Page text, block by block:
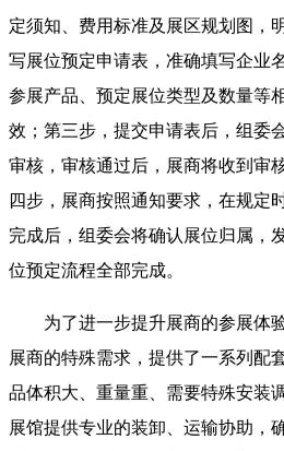
定须知、费用标准及展区规划图，
写展位预定申请表，准确填写企业
参展产品、预定展位类型及数量等
效；第三步，提交申请表后，组委
审核，审核通过后，展商将收到审
四步，展商按照通知要求，在规定
完成后，组委会将确认展位归属，
位预定流程全部完成。
为了进一步提升展商的参展体
展商的特殊需求，提供了一系列配
品体积大、重量重、需要特殊安装
展馆提供专业的装卸、运输协助，